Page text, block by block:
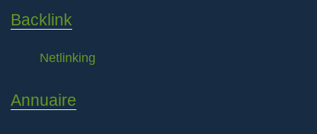
Backlink
Netlinking
Annuaire